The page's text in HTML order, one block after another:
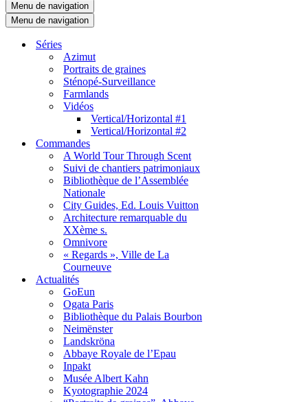
Menu de navigation
Menu de navigation
Séries
Azimut
Portraits de graines
Sténopé-Surveillance
Farmlands
Vidéos
Vertical/Horizontal #1
Vertical/Horizontal #2
Commandes
A World Tour Through Scent
Suivi de chantiers patrimoniaux
Bibliothèque de l’Assemblée
Nationale
City Guides, Ed. Louis Vuitton
Architecture remarquable du
XXème s.
Omnivore
« Regards », Ville de La
Courneuve
Actualités
GoEun
Ogata Paris
Bibliothèque du Palais Bourbon
Neimënster
Landskröna
Abbaye Royale de l’Epau
Inpakt
Musée Albert Kahn
Kyotographie 2024